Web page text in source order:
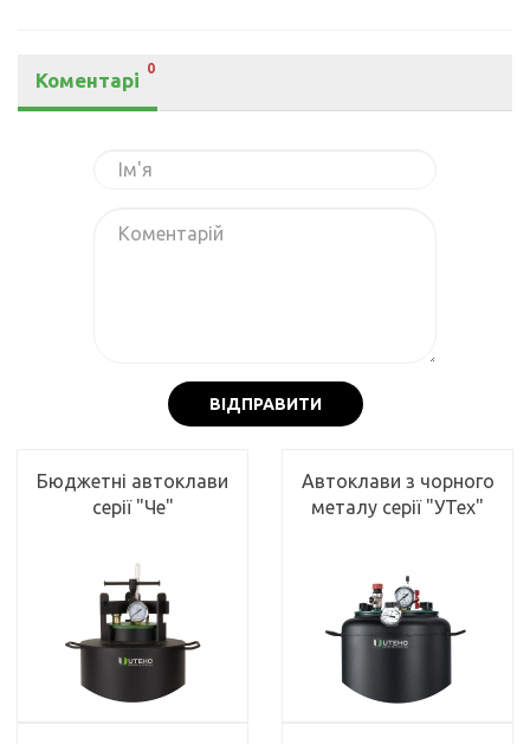
Коментарі
0
ВІДПРАВИТИ
Бюджетні автоклави
серії "Че"
Автоклави з чорного
металу серії "УТех"